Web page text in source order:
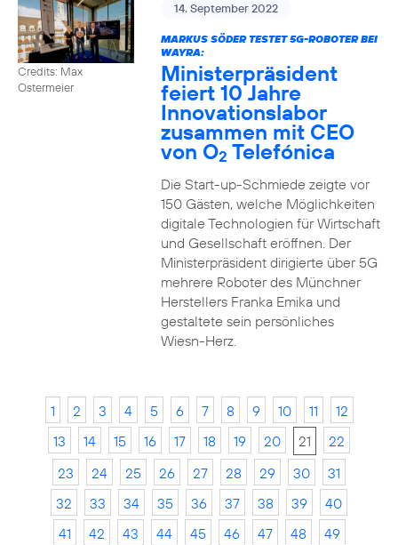
Credits: Max
Ostermeier
14. September 2022
MARKUS SÖDER TESTET 5G-ROBOTER BEI
WAYRA:
Ministerpräsident
feiert 10 Jahre
Innovationslabor
zusammen mit CEO
von O2 Telefónica
Die Start-up-Schmiede zeigte vor
150 Gästen, welche Möglichkeiten
digitale Technologien für Wirtschaft
und Gesellschaft eröffnen. Der
Ministerpräsident dirigierte über 5G
mehrere Roboter des Münchner
Herstellers Franka Emika und
gestaltete sein persönliches
Wiesn-Herz.
1 2 3 4 5 6 7 8 9 10 11
12
13
14 15 16 17 18 19 20 21
22
23
24 25 26 27 28 29 30
31
32
33 34 35 36 37 38 39
40
41
42 43 44 45 46 47 48
49